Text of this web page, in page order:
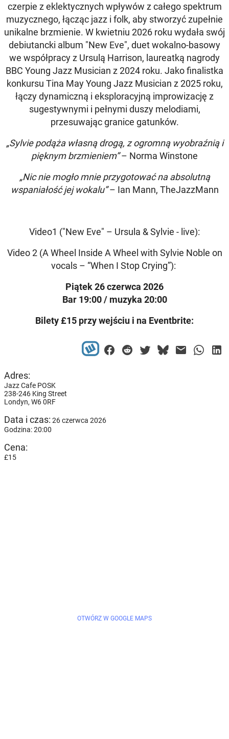
czerpie z eklektycznych wpływów z całego spektrum
muzycznego, łącząc jazz i folk, aby stworzyć zupełnie
unikalne brzmienie. W kwietniu 2026 roku wydała swój
debiutancki album "New Eve", duet wokalno-basowy
we współpracy z Ursulą Harrison, laureatką nagrody
BBC Young Jazz Musician z 2024 roku. Jako finalistka
konkursu Tina May Young Jazz Musician z 2025 roku,
łączy dynamiczną i eksploracyjną improwizację z
sugestywnymi i pełnymi duszy melodiami,
przesuwając granice gatunków.
„Sylvie podąża własną drogą, z ogromną wyobraźnią i
pięknym brzmieniem”– Norma Winstone
„Nic nie mogło mnie przygotować na absolutną
wspaniałość jej wokalu”– Ian Mann, TheJazzMann
Video1 ("New Eve" – Ursula & Sylvie - live):
Video 2 (A Wheel Inside A Wheel with Sylvie Noble on
vocals – “When I Stop Crying”):
Piątek 26 czerwca 2026
Bar 19:00 / muzyka 20:00
Bilety £15 przy wejściu i na Eventbrite:
Adres:
Jazz Cafe POSK
238-246 King Street
Londyn, W6 0RF
Data i czas: 26 czerwca 2026
Godzina: 20:00
Cena:
£15
OTWÓRZ W GOOGLE MAPS